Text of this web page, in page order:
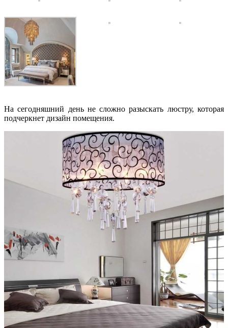
На сегодняшний день не сложно разыскать люстру, которая
подчеркнет дизайн помещения.